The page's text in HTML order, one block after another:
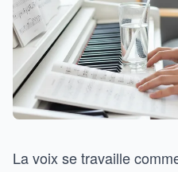
La voix se travaille